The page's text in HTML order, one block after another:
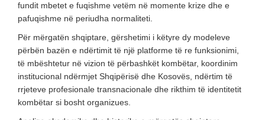
fundit mbetet e fuqishme vetëm në momente krize dhe e
pafuqishme në periudha normaliteti.
Për mërgatën shqiptare, gërshetimi i këtyre dy modeleve
përbën bazën e ndërtimit të një platforme të re funksionimi,
të mbështetur në vizion të përbashkët kombëtar, koordinim
institucional ndërmjet Shqipërisë dhe Kosovës, ndërtim të
rrjeteve profesionale transnacionale dhe rikthim të identitetit
kombëtar si bosht organizues.